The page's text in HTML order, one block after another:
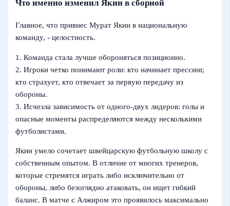
Что именно изменил Якин в сборной
Главное, что привнес Мурат Якин в национальную
команду, - целостность.
1. Команда стала лучше обороняться позиционно.
2. Игроки четко понимают роли: кто начинает прессинг,
кто страхует, кто отвечает за первую передачу из
обороны.
3. Исчезла зависимость от одного-двух лидеров: голы и
опасные моменты распределяются между несколькими
футболистами.
Якин умело сочетает швейцарскую футбольную школу с
собственным опытом. В отличие от многих тренеров,
которые стремятся играть либо исключительно от
обороны, либо безоглядно атаковать, он ищет гибкий
баланс. В матче с Алжиром это проявилось максимально